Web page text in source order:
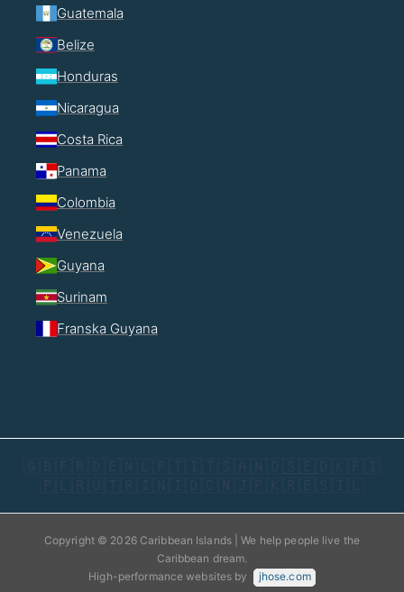
Guatemala
Belize
Honduras
Nicaragua
Costa Rica
Panama
Colombia
Venezuela
Guyana
Surinam
Franska Guyana
🇬🇧 🇫🇷 🇩🇪 🇳🇱 🇵🇹 🇮🇹 🇸🇦 🇳🇴 🇸🇪 🇩🇰 🇫🇮
🇵🇱 🇷🇺 🇹🇷 🇮🇳 🇮🇩 🇨🇳 🇯🇵 🇰🇷 🇪🇸 🇮🇱
Copyright © 2026 Caribbean Islands | We help people live the
Caribbean dream.
High-performance websites by
jhose.com